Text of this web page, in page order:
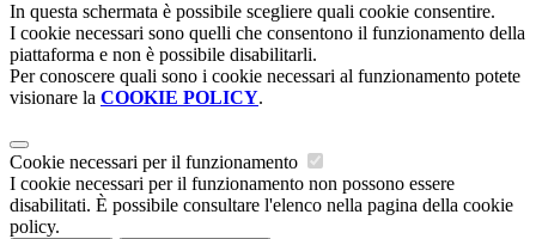
In questa schermata è possibile scegliere quali cookie consentire.
I cookie necessari sono quelli che consentono il funzionamento della
piattaforma e non è possibile disabilitarli.
Per conoscere quali sono i cookie necessari al funzionamento potete
visionare la COOKIE POLICY.
Cookie necessari per il funzionamento
I cookie necessari per il funzionamento non possono essere
disabilitati. È possibile consultare l'elenco nella pagina della cookie
policy.